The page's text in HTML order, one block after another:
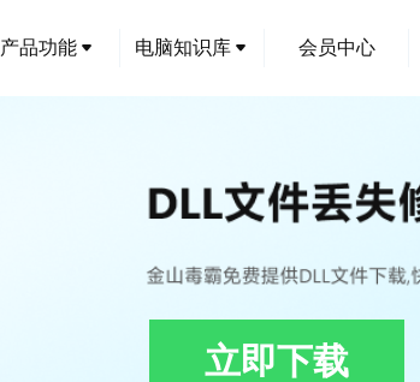
产品功能 电脑知识库 会员中心
立即下载